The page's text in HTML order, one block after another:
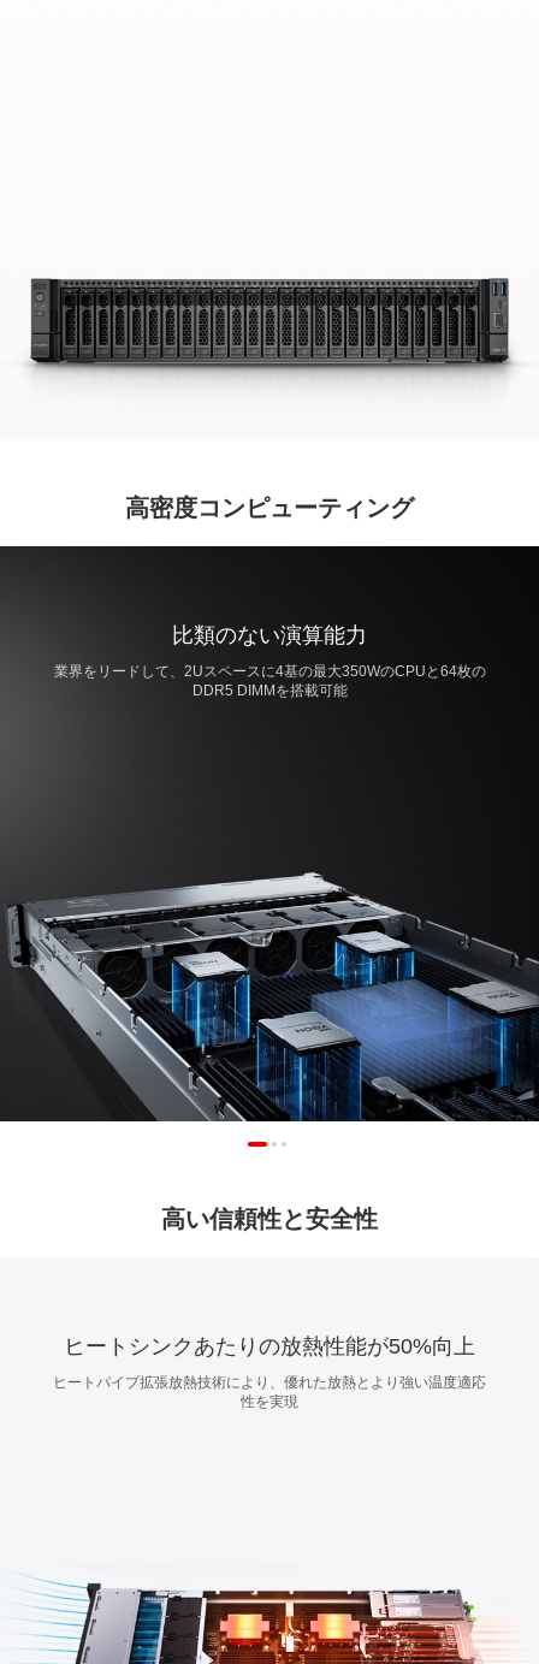
高密度コンピューティング
比類のない演算能力
業界をリードして、2Uスペースに4基の最大350WのCPUと64枚の
DDR5 DIMMを搭載可能
高い信頼性と安全性
ヒートシンクあたりの放熱性能が50%向上
ヒートパイプ拡張放熱技術により、優れた放熱とより強い温度適応
性を実現